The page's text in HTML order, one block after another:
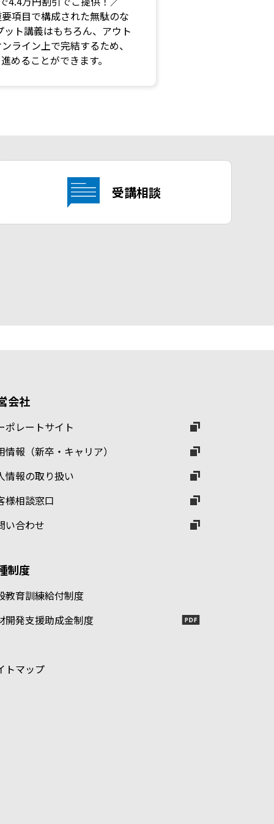
項目で構成された無駄のな
ト講義はもちろん、アウト
ライン上で完結するため、
めることができます。
受講相談
会社
ポレートサイト
情報（新卒・キャリア）
情報の取り扱い
様相談窓口
い合わせ
制度
教育訓練給付制度
開発支援助成金制度
トマップ